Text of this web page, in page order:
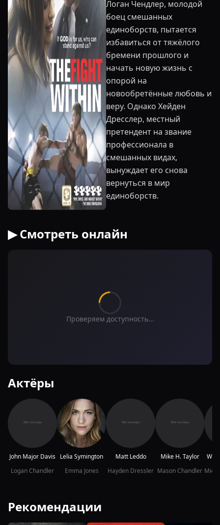
Логан Чендлер, молодой
боец смешанных
единоборств, пытается
избавиться от тяжёлого
бремени прошлого и
начать новую жизнь с
опорой на
новообретённые любовь и
веру. Однако Хейден
Дресслер, местный
претендент на звание
профессионала в
смешанных видах,
вынуждает его снова
вернуться в мир
единоборств.
▶ Смотреть онлайн
Проверяем доступность...
Актёры
John Major Davis
Logan Chandler
Lelia Symington
Emma Jones
Matt Leddo
Hayden Dressler
Mike H. Taylor
Mason Chandler
Рекомендации